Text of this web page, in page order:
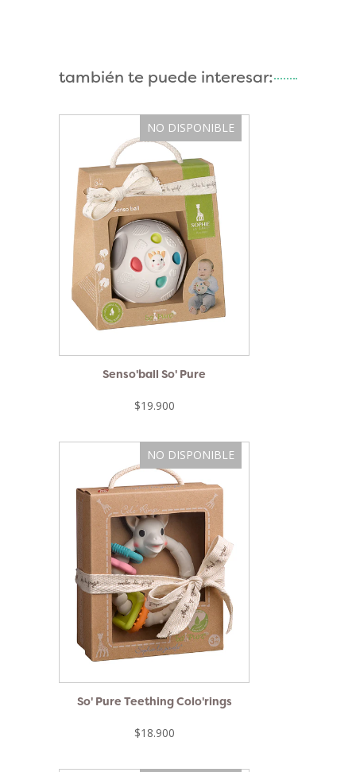
también te puede interesar:
NO DISPONIBLE
Senso'ball So' Pure
$19.900
NO DISPONIBLE
So' Pure Teething Colo'rings
$18.900